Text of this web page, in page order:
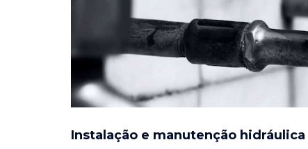
Instalação e manutenção hidráulica